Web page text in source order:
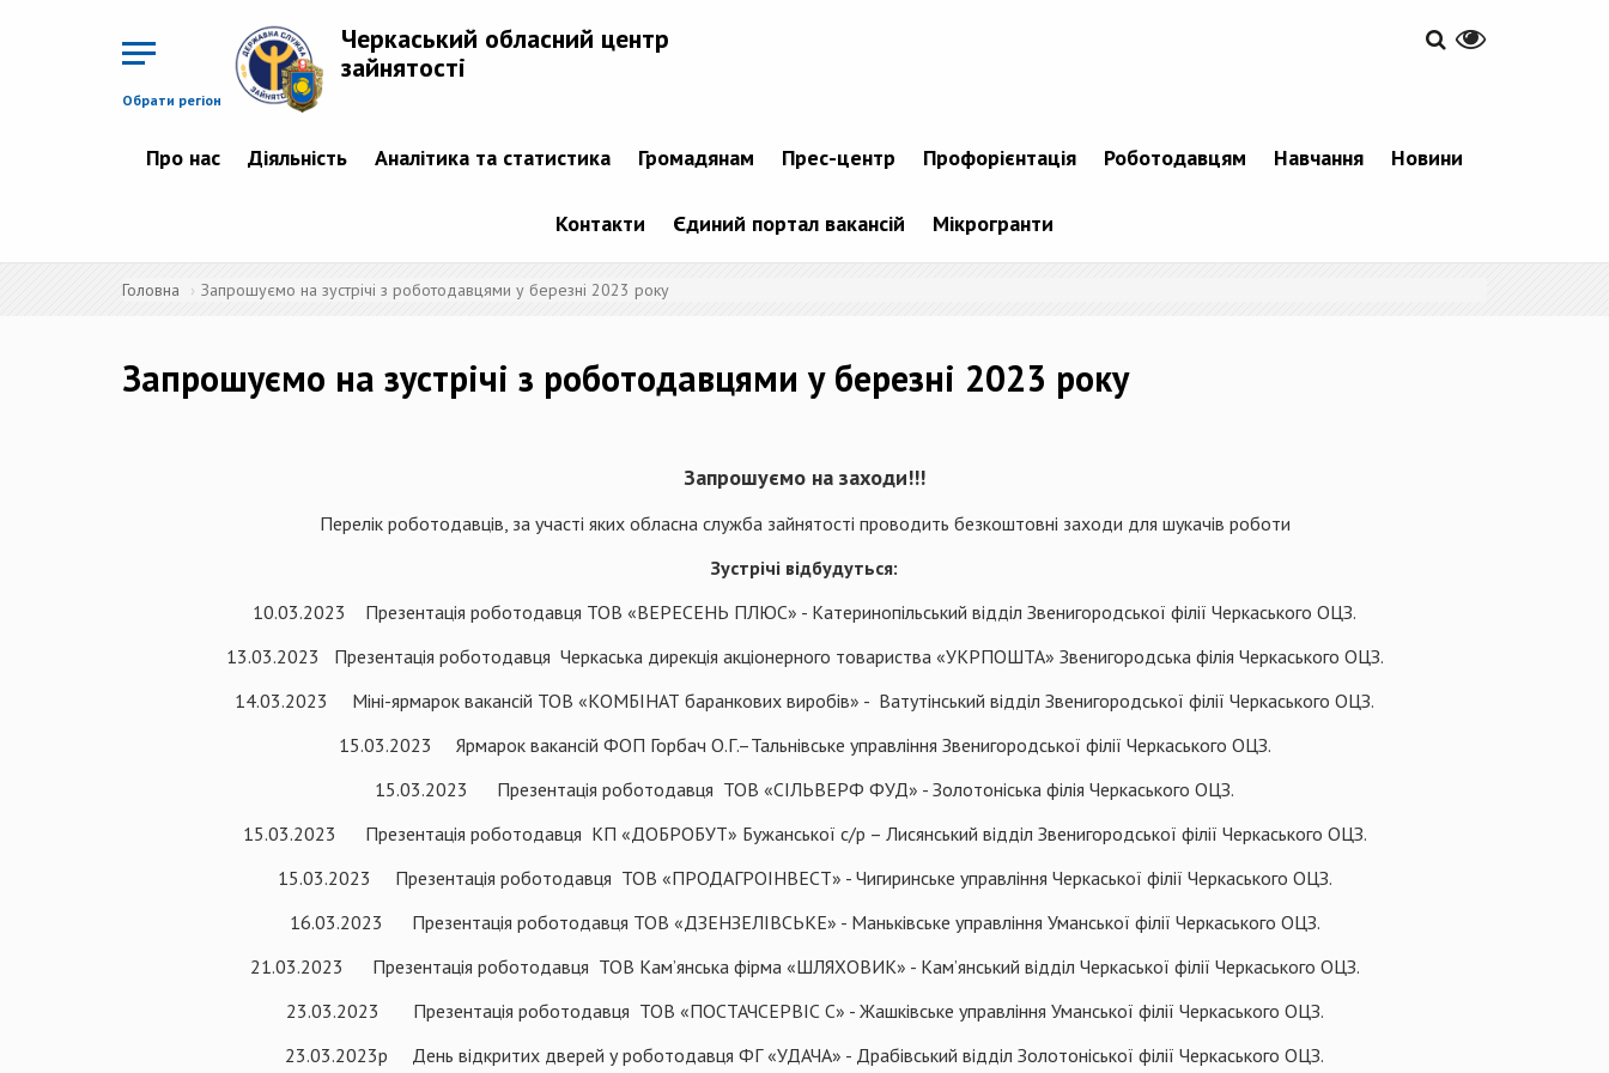
Обрати регіон
Черкаський обласний центр
зайнятості
Про нас Діяльність Аналітика та статистика Громадянам Прес-центр Профорієнтація Роботодавцям Навчання Новини
Контакти Єдиний портал вакансій Мікрогранти
Головна Запрошуємо на зустрічі з роботодавцями у березні 2023 року
Запрошуємо на зустрічі з роботодавцями у березні 2023 року
Запрошуємо на заходи!!!
Перелік роботодавців, за участі яких обласна служба зайнятості проводить безкоштовні заходи для шукачів роботи
Зустрічі відбудуться:
10.03.2023 Презентація роботодавця ТОВ «ВЕРЕСЕНЬ ПЛЮС» - Катеринопільський відділ Звенигородської філії Черкаського ОЦЗ.
13.03.2023 Презентація роботодавця Черкаська дирекція акціонерного товариства «УКРПОШТА» Звенигородська філія Черкаського ОЦЗ.
14.03.2023 Міні-ярмарок вакансій ТОВ «КОМБІНАТ баранкових виробів» - Ватутінський відділ Звенигородської філії Черкаського ОЦЗ.
15.03.2023 Ярмарок вакансій ФОП Горбач О.Г.–Тальнівське управління Звенигородської філії Черкаського ОЦЗ.
15.03.2023 Презентація роботодавця ТОВ «СІЛЬВЕРФ ФУД» - Золотоніська філія Черкаського ОЦЗ.
15.03.2023 Презентація роботодавця КП «ДОБРОБУТ» Бужанської с/р – Лисянський відділ Звенигородської філії Черкаського ОЦЗ.
15.03.2023 Презентація роботодавця ТОВ «ПРОДАГРОІНВЕСТ» - Чигиринське управління Черкаської філії Черкаського ОЦЗ.
16.03.2023 Презентація роботодавця ТОВ «ДЗЕНЗЕЛІВСЬКЕ» - Маньківське управління Уманської філії Черкаського ОЦЗ.
21.03.2023 Презентація роботодавця ТОВ Кам’янська фірма «ШЛЯХОВИК» - Кам’янський відділ Черкаської філії Черкаського ОЦЗ.
23.03.2023 Презентація роботодавця ТОВ «ПОСТАЧСЕРВІС С» - Жашківське управління Уманської філії Черкаського ОЦЗ.
23.03.2023р День відкритих дверей у роботодавця ФГ «УДАЧА» - Драбівський відділ Золотоніської філії Черкаського ОЦЗ.